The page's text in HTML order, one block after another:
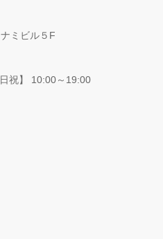
ミビル５F
祝】 10:00～19:00